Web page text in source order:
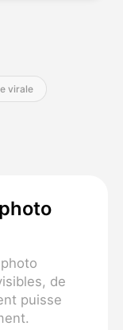
virale
de
puisse